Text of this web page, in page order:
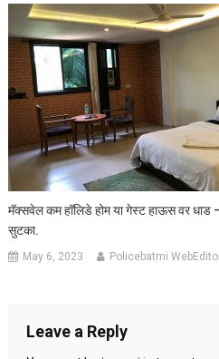
मॅक्सवेल कम हॉलिडे होम या गेस्ट हाऊस वर धाड –
सुटका.
May 6, 2023 Policebatmi
Leave a Reply